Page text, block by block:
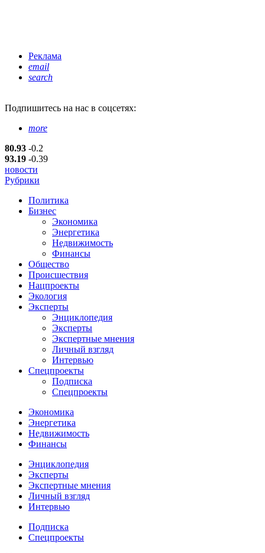
Реклама
email
search
Подпишитесь на нас в соцсетях:
more
80.93 -0.2
93.19 -0.39
новости
Рубрики
Политика
Бизнес
Экономика
Энергетика
Недвижимость
Финансы
Общество
Происшествия
Нацпроекты
Экология
Эксперты
Энциклопедия
Эксперты
Экспертные мнения
Личный взгляд
Интервью
Спецпроекты
Подписка
Спецпроекты
Экономика
Энергетика
Недвижимость
Финансы
Энциклопедия
Эксперты
Экспертные мнения
Личный взгляд
Интервью
Подписка
Спецпроекты